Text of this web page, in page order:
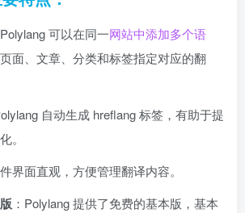
可以在同一网站中添加多个语
面、文章、分类和标签指定对应的翻
自动生成 hreflang 标签，有助于提
。
件界面直观，方便管理翻译内容。
：Polylang 提供了免费的基本版，基本